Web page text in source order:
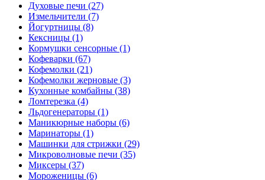
Духовые печи (27)
Измельчители (7)
Йогуртницы (8)
Кексницы (1)
Кормушки сенсорные (1)
Кофеварки (67)
Кофемолки (21)
Кофемолки жерновые (3)
Кухонные комбайны (38)
Ломтерезка (4)
Льдогенераторы (1)
Маникюрные наборы (6)
Маринаторы (1)
Машинки для стрижки (29)
Микроволновые печи (35)
Миксеры (37)
Мороженицы (6)